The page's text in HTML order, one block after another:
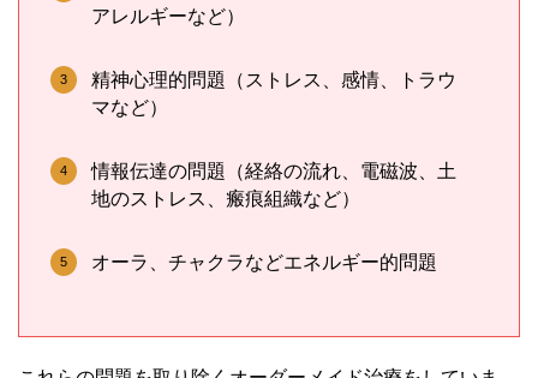
アレルギーなど）
精神心理的問題（ストレス、感情、トラウ
マなど）
情報伝達の問題（経絡の流れ、電磁波、土
地のストレス、瘢痕組織など）
オーラ、チャクラなどエネルギー的問題